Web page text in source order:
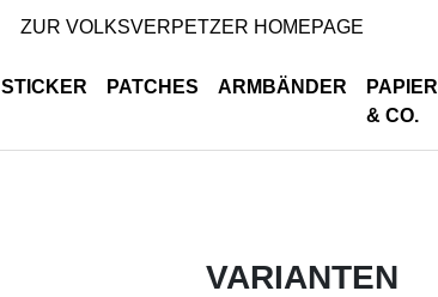
ZUR VOLKSVERPETZER HOMEPAGE
STICKER PATCHES ARMBÄNDER
PAPIER
& CO.
VARIANTEN